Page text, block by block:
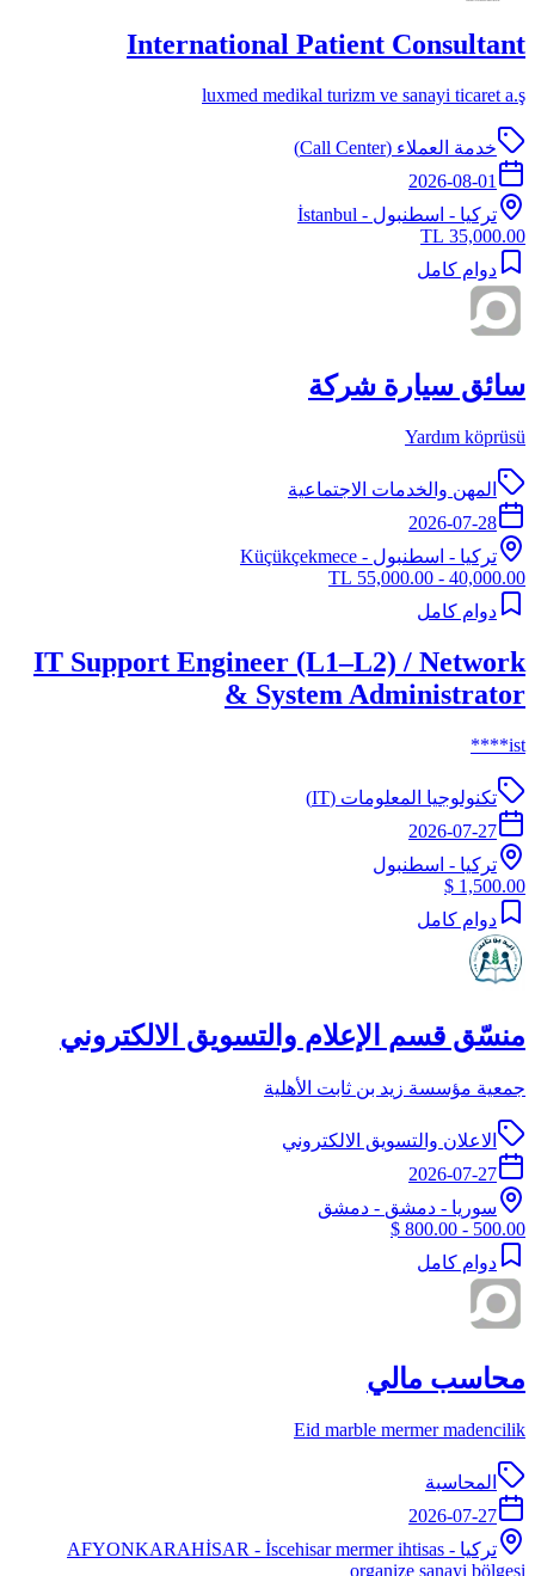
International Patient Consultant
luxmed medikal turizm ve sanayi ticaret a.ş
خدمة العملاء (Call Center)
2026-08-01
تركيا - اسطنبول - İstanbul
35,000.00 TL
دوام كامل
سائق سيارة شركة
Yardım köprüsü
المهن والخدمات الاجتماعية
2026-07-28
تركيا - اسطنبول - Küçükçekmece
40,000.00 - 55,000.00 TL
دوام كامل
IT Support Engineer (L1–L2) / Network
& System Administrator
ist****
تكنولوجيا المعلومات (IT)
2026-07-27
تركيا - اسطنبول
1,500.00 $
دوام كامل
منسّق قسم الإعلام والتسويق الالكتروني
جمعية مؤسسة زيد بن ثابت الأهلية
الاعلان والتسويق الالكتروني
2026-07-27
سوريا - دمشق - دمشق
500.00 - 800.00 $
دوام كامل
محاسب مالي
Eid marble mermer madencilik
المحاسبة
2026-07-27
تركيا -
AFYONKARAHİSAR - İscehisar mermer ihtisas
organize sanayi bölgesi